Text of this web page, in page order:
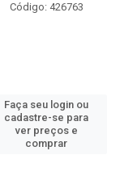
Código: 426763
Faça seu login ou
cadastre-se para
ver preços e
comprar